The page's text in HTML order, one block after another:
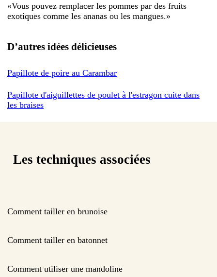
«Vous pouvez remplacer les pommes par des fruits
exotiques comme les ananas ou les mangues.»
D’autres idées délicieuses
Papillote de poire au Carambar
Papillote d'aiguillettes de poulet à l'estragon cuite dans
les braises
Les techniques associées
Comment tailler en brunoise
Comment tailler en batonnet
Comment utiliser une mandoline